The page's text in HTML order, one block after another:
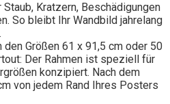
Kratzern, Beschädigungen
So bleibt Ihr Wandbild jahrelang
Größen 61 x 91,5 cm oder 50
Der Rahmen ist speziell für
konzipiert. Nach dem
von jedem Rand Ihres Posters